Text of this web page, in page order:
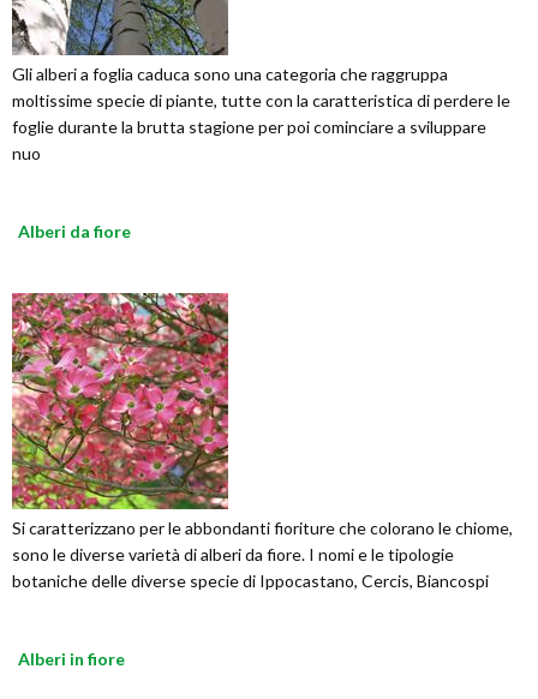
Gli alberi a foglia caduca sono una categoria che raggruppa
moltissime specie di piante, tutte con la caratteristica di perdere le
foglie durante la brutta stagione per poi cominciare a sviluppare
nuo
Alberi da fiore
Si caratterizzano per le abbondanti fioriture che colorano le chiome,
sono le diverse varietà di alberi da fiore. I nomi e le tipologie
botaniche delle diverse specie di Ippocastano, Cercis, Biancospi
Alberi in fiore